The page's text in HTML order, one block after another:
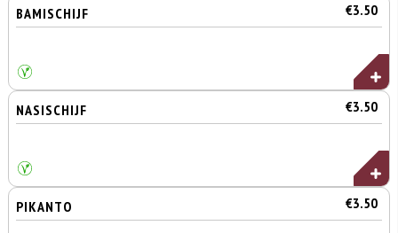
BAMISCHIJF €3.50
NASISCHIJF €3.50
PIKANTO €3.50